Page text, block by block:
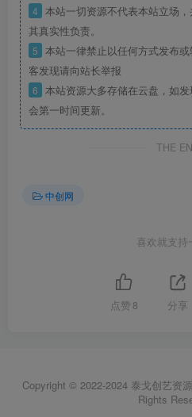
4 本站一切资源不代表本站立场
其真实性负责。
5 本站一律禁止以任何方式发布
客发现请向站长举报
6 本站资源大多存储在云盘，如
会第一时间更新。
THE
中创网
喜欢就支持
点赞 8 分享
Copyright © 2022-2024 泰戈创艺资
Rights